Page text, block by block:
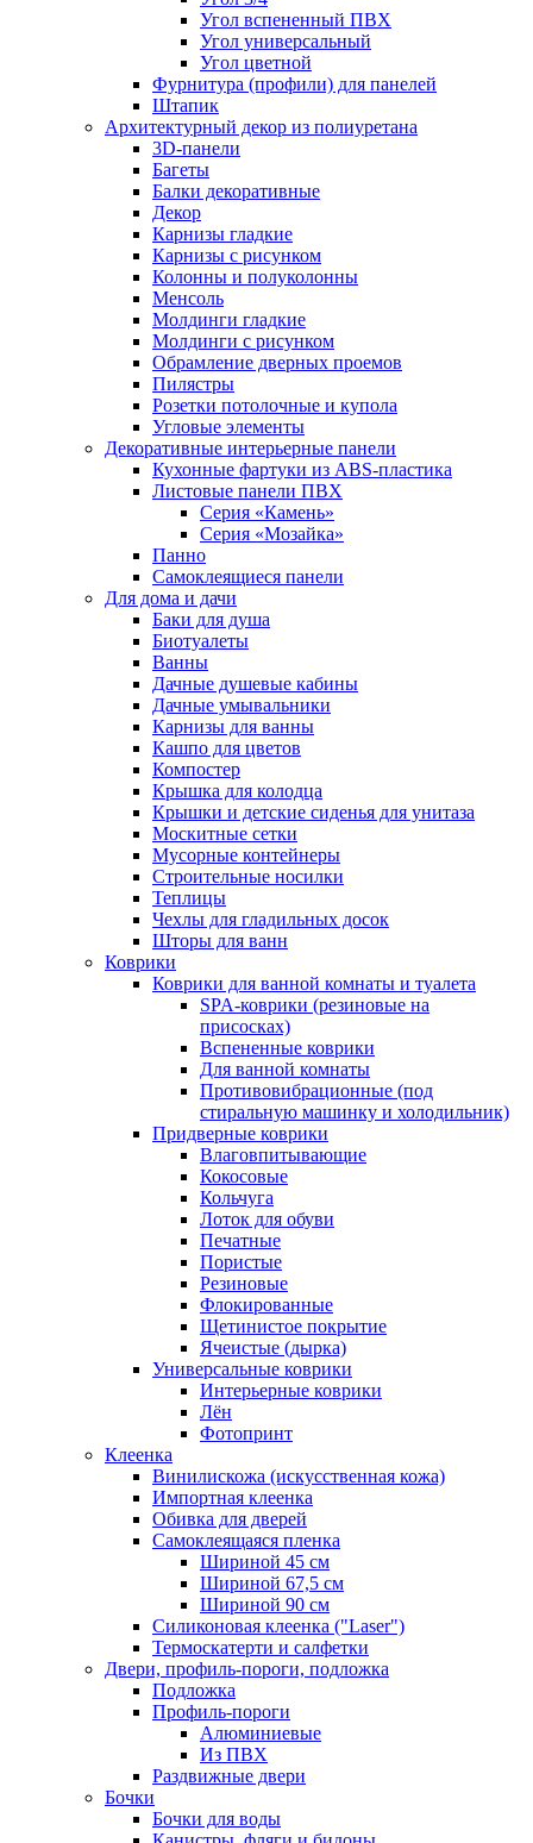
Угол вспененный ПВХ
Угол универсальный
Угол цветной
Фурнитура (профили) для панелей
Штапик
Архитектурный декор из полиуретана
3D-панели
Багеты
Балки декоративные
Декор
Карнизы гладкие
Карнизы с рисунком
Колонны и полуколонны
Менсоль
Молдинги гладкие
Молдинги с рисунком
Обрамление дверных проемов
Пилястры
Розетки потолочные и купола
Угловые элементы
Декоративные интерьерные панели
Кухонные фартуки из ABS-пластика
Листовые панели ПВХ
Серия «Камень»
Серия «Мозайка»
Панно
Самоклеящиеся панели
Для дома и дачи
Баки для душа
Биотуалеты
Ванны
Дачные душевые кабины
Дачные умывальники
Карнизы для ванны
Кашпо для цветов
Компостер
Крышка для колодца
Крышки и детские сиденья для унитаза
Москитные сетки
Мусорные контейнеры
Строительные носилки
Теплицы
Чехлы для гладильных досок
Шторы для ванн
Коврики
Коврики для ванной комнаты и туалета
SPA-коврики (резиновые на
присосках)
Вспененные коврики
Для ванной комнаты
Противовибрационные (под
стиральную машинку и холодильник)
Придверные коврики
Влаговпитывающие
Кокосовые
Кольчуга
Лоток для обуви
Печатные
Пористые
Резиновые
Флокированные
Щетинистое покрытие
Ячеистые (дырка)
Универсальные коврики
Интерьерные коврики
Лён
Фотопринт
Клеенка
Винилискожа (искусственная кожа)
Импортная клеенка
Обивка для дверей
Самоклеящаяся пленка
Шириной 45 см
Шириной 67,5 см
Шириной 90 см
Силиконовая клеенка ("Laser")
Термоскатерти и салфетки
Двери, профиль-пороги, подложка
Подложка
Профиль-пороги
Алюминиевые
Из ПВХ
Раздвижные двери
Бочки
Бочки для воды